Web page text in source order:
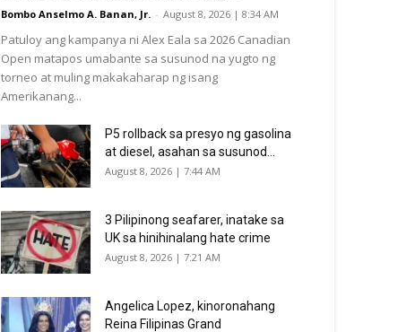
Bombo Anselmo A. Banan, Jr. - August 8, 2026 | 8:34 AM
Patuloy ang kampanya ni Alex Eala sa 2026 Canadian
Open matapos umabante sa susunod na yugto ng
torneo at muling makakaharap ng isang
Amerikanang...
P5 rollback sa presyo ng gasolina
at diesel, asahan sa susunod...
August 8, 2026 | 7:44 AM
3 Pilipinong seafarer, inatake sa
UK sa hinihinalang hate crime
August 8, 2026 | 7:21 AM
Angelica Lopez, kinoronahang
Reina Filipinas Grand